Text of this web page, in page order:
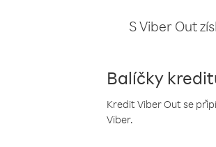
S Viber Out
Balíčky
Kredit Viber Out se
Viber.